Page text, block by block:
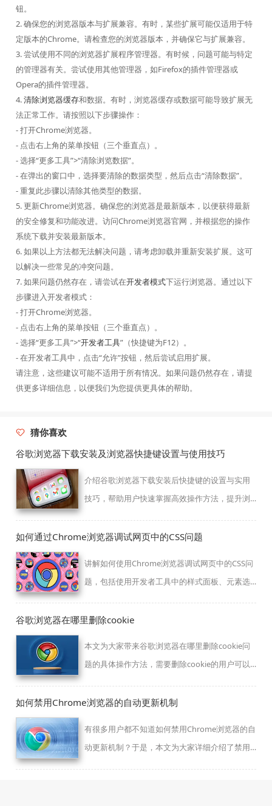
钮。
2. 确保您的浏览器版本与扩展兼容。有时，某些扩展可能仅适用于特
定版本的Chrome。请检查您的浏览器版本，并确保它与扩展兼容。
3. 尝试使用不同的浏览器扩展程序管理器。有时候，问题可能与特定
的管理器有关。尝试使用其他管理器，如Firefox的插件管理器或
Opera的插件管理器。
4.清除浏览器缓存和数据。有时，浏览器缓存或数据可能导致扩展无
法正常工作。请按照以下步骤操作：
- 打开Chrome浏览器。
- 点击右上角的菜单按钮（三个垂直点）。
- 选择“更多工具”>“清除浏览数据”。
- 在弹出的窗口中，选择要清除的数据类型，然后点击“清除数据”。
- 重复此步骤以清除其他类型的数据。
5. 更新Chrome浏览器。确保您的浏览器是最新版本，以便获得最新
的安全修复和功能改进。访问Chrome浏览器官网，并根据您的操作
系统下载并安装最新版本。
6. 如果以上方法都无法解决问题，请考虑卸载并重新安装扩展。这可
以解决一些常见的冲突问题。
7. 如果问题仍然存在，请尝试在开发者模式下运行浏览器。通过以下
步骤进入开发者模式：
- 打开Chrome浏览器。
- 点击右上角的菜单按钮（三个垂直点）。
- 选择“更多工具”>“开发者工具”（快捷键为F12）。
- 在开发者工具中，点击“允许”按钮，然后尝试启用扩展。
请注意，这些建议可能不适用于所有情况。如果问题仍然存在，请提
供更多详细信息，以便我们为您提供更具体的帮助。
猜你喜欢
谷歌浏览器下载安装及浏览器快捷键设置与使用技巧
介绍谷歌浏览器下载安装后快捷键的设置与实用
技巧，帮助用户快速掌握高效操作方法，提升浏
如何通过Chrome浏览器调试网页中的CSS问题
讲解如何使用Chrome浏览器调试网页中的CSS问
题，包括使用开发者工具中的样式面板、元素选
谷歌浏览器在哪里删除cookie
本文为大家带来谷歌浏览器在哪里删除cookie问
题的具体操作方法，需要删除cookie的用户可以
如何禁用Chrome浏览器的自动更新机制
有很多用户都不知道如何禁用Chrome浏览器的自
动更新机制？于是，本文为大家详细介绍了禁用